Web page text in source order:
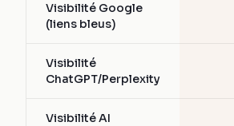
Visibilité Google
(liens bleus)
Visibilité
ChatGPT/Perplexity
Visibilité AI